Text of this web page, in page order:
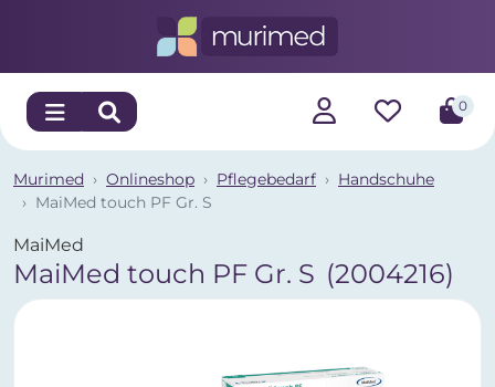
0
Murimed Onlineshop Pflegebedarf
Handschuhe
MaiMed touch PF Gr. S
MaiMed
MaiMed touch PF Gr. S (2004216)